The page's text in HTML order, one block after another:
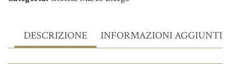
DESCRIZIONE INFORMAZIONI